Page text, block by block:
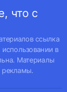
что с
ссылка
в
Материалы
рекламы.